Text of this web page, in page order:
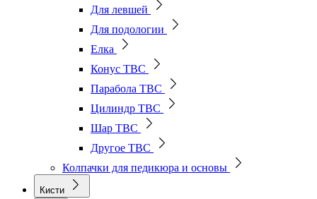
Для левшей
Для подологии
Елка
Конус ТВС
Парабола ТВС
Цилиндр ТВС
Шар ТВС
Другое ТВС
Колпачки для педикюра и основы
Кисти